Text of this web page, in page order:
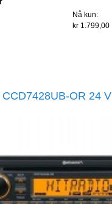
Nå kun:
kr 1.799,00
OR 24 V